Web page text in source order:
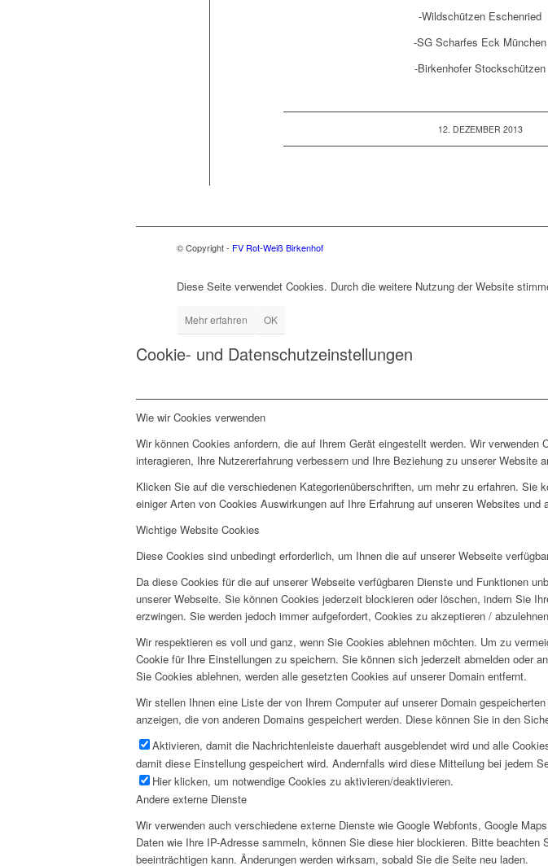
-Wildschützen Eschenried
-SG Scharfes Eck München
-Birkenhofer Stockschützen
12. DEZEMBER 2013
© Copyright - FV Rot-Weiß Birkenhof
Diese Seite verwendet Cookies. Durch die weitere Nutzung der Website
Mehr erfahren OK
Cookie- und Datenschutzeinstellungen
Wie wir Cookies verwenden
Wir können Cookies anfordern, die auf Ihrem Gerät eingestellt werden. Wir
interagieren, Ihre Nutzererfahrung verbessern und Ihre Beziehung zu unserer Website
Klicken Sie auf die verschiedenen Kategorienüberschriften, um mehr zu erfahren.
einiger Arten von Cookies Auswirkungen auf Ihre Erfahrung auf unseren Websites
Wichtige Website Cookies
Diese Cookies sind unbedingt erforderlich, um Ihnen die auf unserer Webseite
Da diese Cookies für die auf unserer Webseite verfügbaren Dienste und Funktionen
unserer Webseite. Sie können Cookies jederzeit blockieren oder löschen, indem Sie
erzwingen. Sie werden jedoch immer aufgefordert, Cookies zu akzeptieren /
Wir respektieren es voll und ganz, wenn Sie Cookies ablehnen möchten. Um zu
Cookie für Ihre Einstellungen zu speichern. Sie können sich jederzeit abmelden oder
Sie Cookies ablehnen, werden alle gesetzten Cookies auf unserer Domain entfernt.
Wir stellen Ihnen eine Liste der von Ihrem Computer auf unserer Domain
anzeigen, die von anderen Domains gespeichert werden. Diese können Sie in den
Aktivieren, damit die Nachrichtenleiste dauerhaft ausgeblendet wird und alle
damit diese Einstellung gespeichert wird. Andernfalls wird diese Mitteilung bei jedem
Hier klicken, um notwendige Cookies zu aktivieren/deaktivieren.
Andere externe Dienste
Wir verwenden auch verschiedene externe Dienste wie Google Webfonts, Google
Daten wie Ihre IP-Adresse sammeln, können Sie diese hier blockieren. Bitte
beeinträchtigen kann. Änderungen werden wirksam, sobald Sie die Seite neu laden.